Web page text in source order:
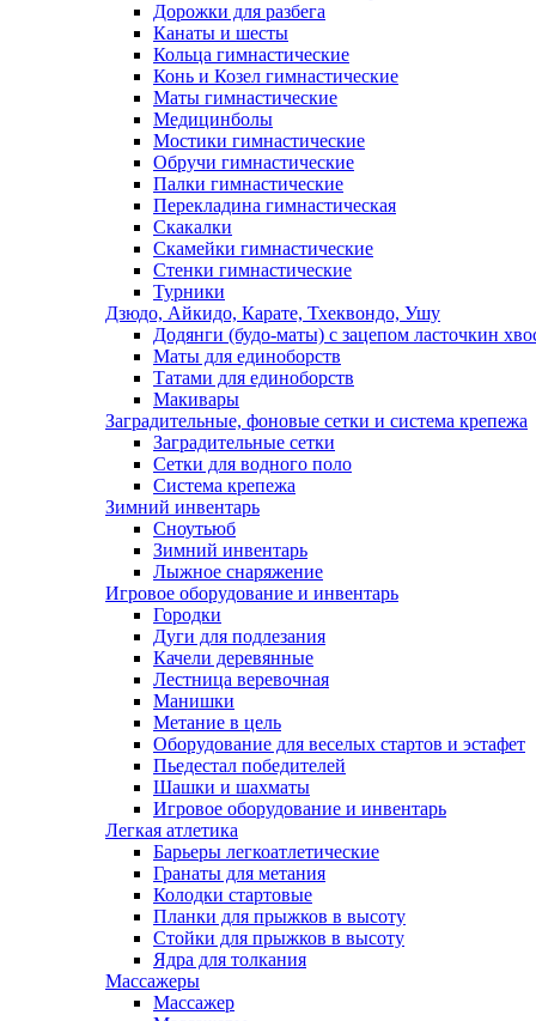
Дорожки для разбега
Канаты и шесты
Кольца гимнастические
Конь и Козел гимнастические
Маты гимнастические
Медицинболы
Мостики гимнастические
Обручи гимнастические
Палки гимнастические
Перекладина гимнастическая
Скакалки
Скамейки гимнастические
Стенки гимнастические
Турники
Дзюдо, Айкидо, Карате, Тхеквондо, Ушу
Додянги (будо-маты) с зацепом ласточкин
Маты для единоборств
Татами для единоборств
Макивары
Заградительные, фоновые сетки и система крепежа
Заградительные сетки
Сетки для водного поло
Система крепежа
Зимний инвентарь
Сноутьюб
Зимний инвентарь
Лыжное снаряжение
Игровое оборудование и инвентарь
Городки
Дуги для подлезания
Качели деревянные
Лестница веревочная
Манишки
Метание в цель
Оборудование для веселых стартов и эстафет
Пьедестал победителей
Шашки и шахматы
Игровое оборудование и инвентарь
Легкая атлетика
Барьеры легкоатлетические
Гранаты для метания
Колодки стартовые
Планки для прыжков в высоту
Стойки для прыжков в высоту
Ядра для толкания
Массажеры
Массажер